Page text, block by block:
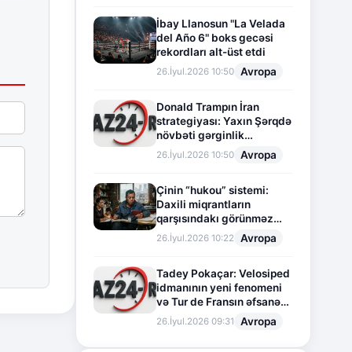
İbay Llanosun "La Velada
del Año 6" boks gecəsi
rekordları alt-üst etdi
26.İyul.2026 10:50 Avropa
Donald Trampın İran
strategiyası: Yaxın Şərqdə
növbəti gərginlik
mərhələsi
26.İyul.2026 10:50 Avropa
Çinin “hukou” sistemi:
Daxili miqrantların
qarşısındakı görünməz
sədd
26.İyul.2026 10:22 Avropa
Tadey Pokaçar: Velosiped
idmanının yeni fenomeni
və Tur de Fransın əfsanəvi
səhifəsi
26.İyul.2026 09:31 Avropa